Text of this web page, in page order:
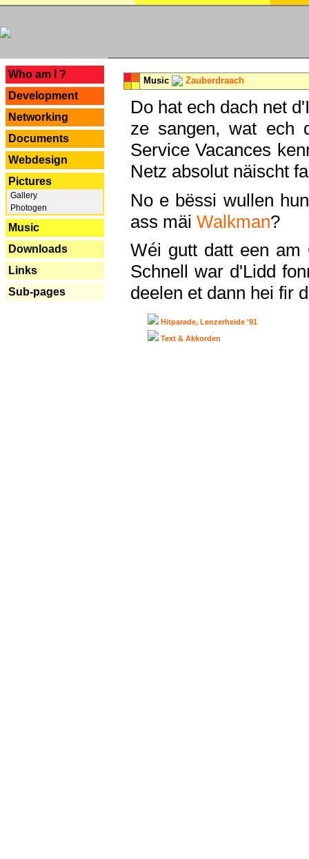
Who am I ?
Development
Networking
Documents
Webdesign
Pictures
Gallery
Photogen
Music
Downloads
Links
Sub-pages
Music Zauberdraach
Do hat ech dach net
ze sangen, wat ech
Service Vacances
Netz absolut näischt
No e bëssi wullen
ass mäi Walkman?
Wéi gutt datt een am
Schnell war d'Lidd
deelen et dann hei fir
Hitparade, Lenzerheide '91
Text & Akkorden